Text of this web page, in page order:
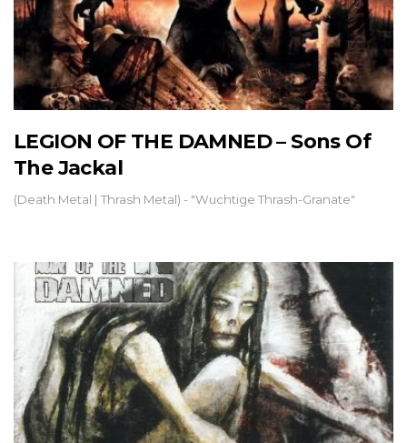
LEGION OF THE DAMNED – Sons Of
The Jackal
(Death Metal | Thrash Metal) - "Wuchtige Thrash-Granate"